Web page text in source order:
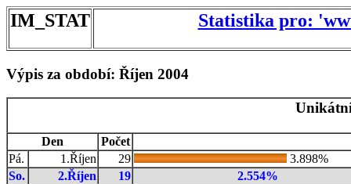
IM_STAT Statistika pro:
Výpis za období: Říjen 2004
Den
Počet
Pá.
1.Říjen 29
3.898%
So.
2.Říjen 19
2.554%